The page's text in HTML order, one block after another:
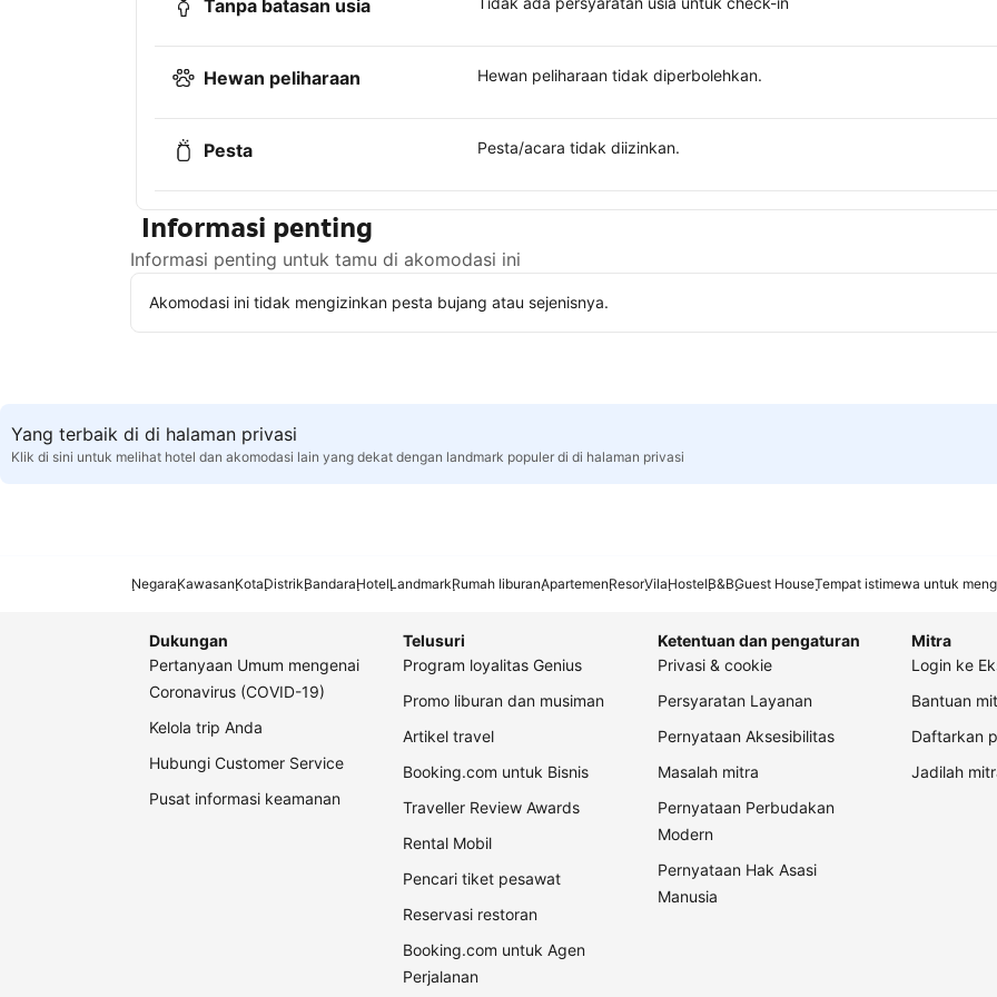
Tanpa batasan usia
Hewan peliharaan Hewan peliharaan tidak diperbolehkan.
Pesta Pesta/acara tidak diizinkan.
Informasi penting
Informasi penting untuk tamu di akomodasi ini
Akomodasi ini tidak mengizinkan pesta bujang atau sejenisnya.
Yang terbaik di di halaman privasi
Klik di sini untuk melihat hotel dan akomodasi lain yang dekat dengan landmark populer di di halaman privasi
NegaraKawasanKotaDistrikBandaraHotelLandmarkRumah liburanApartemenResorVilaHostelB&BGuest HouseTempat istimewa untuk
Dukungan
Pertanyaan Umum mengenai
Coronavirus (COVID-19)
Kelola trip Anda
Hubungi Customer Service
Pusat informasi keamanan
Telusuri
Program loyalitas Genius
Promo liburan dan musiman
Artikel travel
Booking.com untuk Bisnis
Traveller Review Awards
Rental Mobil
Pencari tiket pesawat
Reservasi restoran
Booking.com untuk Agen
Perjalanan
Ketentuan dan pengaturan
Privasi & cookie
Persyaratan Layanan
Pernyataan Aksesibilitas
Masalah mitra
Pernyataan Perbudakan
Modern
Pernyataan Hak Asasi
Manusia
Mitra
Login ke
Bantuan
Daftarkan
Jadilah